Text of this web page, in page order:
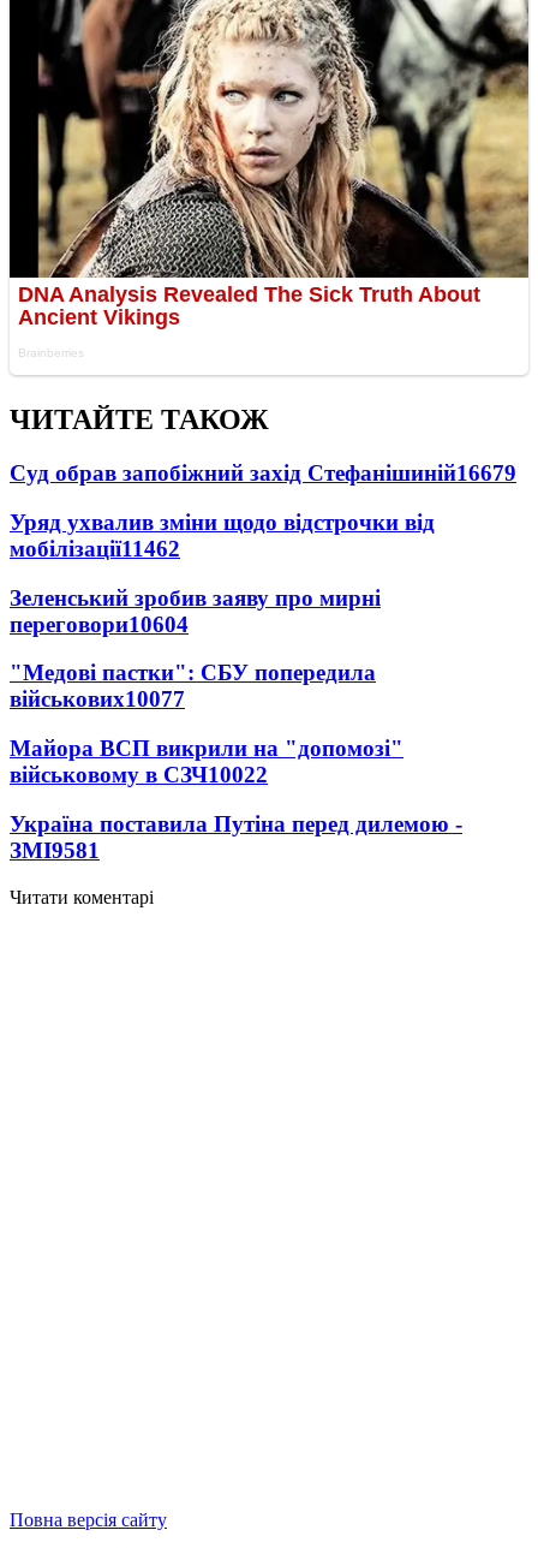
ЧИТАЙТЕ ТАКОЖ
Суд обрав запобіжний захід Стефанішиній16679
Уряд ухвалив зміни щодо відстрочки від
мобілізації11462
Зеленський зробив заяву про мирні
переговори10604
"Медові пастки": СБУ попередила
військових10077
Майора ВСП викрили на "допомозі"
військовому в СЗЧ10022
Україна поставила Путіна перед дилемою -
ЗМІ9581
Читати коментарі
Повна версія сайту